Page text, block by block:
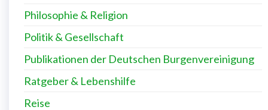
Philosophie & Religion
Politik & Gesellschaft
Publikationen der Deutschen Burgenvereinigung
Ratgeber & Lebenshilfe
Reise